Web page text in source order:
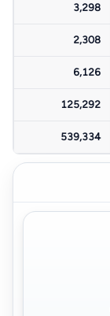
3,298
2,308
6,126
125,292
539,334